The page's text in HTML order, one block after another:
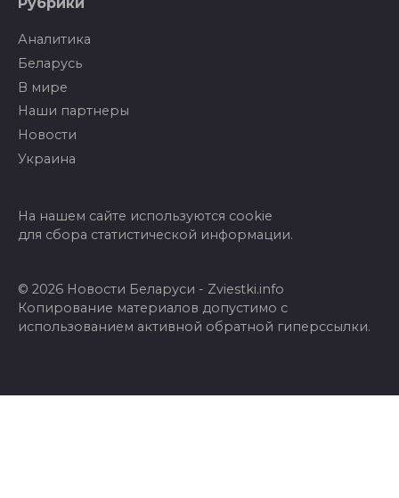
Рубрики
Аналитика
Беларусь
В мире
Наши партнеры
Новости
Украина
На нашем сайте используются cookie
для сбора статистической информации.
© 2026 Новости Беларуси - Zviestki.info
Копирование материалов допустимо с
использованием активной обратной гиперссылки.